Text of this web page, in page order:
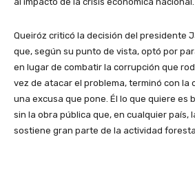
Queiróz criticó la decisión del presidente
que, según su punto de vista, optó por
en lugar de combatir la corrupción que
vez de atacar el problema, terminó con la
una excusa que pone. Él lo que quiere es
sin la obra pública que, en cualquier país,
sostiene gran parte de la actividad